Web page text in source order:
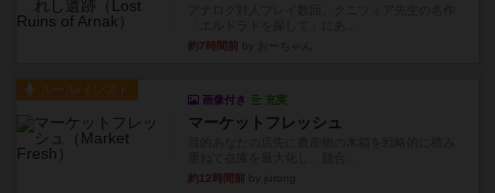
約7時間前
ルール/インスト
画像付き 充実
マーケットフレッシュ
約12時間前